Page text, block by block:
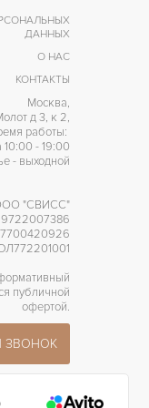
ДАННЫХ
О НАС
КОНТАКТЫ
Москва,
д 3, к 2,
работы:
- 19:00
- выходной
"СВИСС"
публичной
офертой.
ЗВОНОК